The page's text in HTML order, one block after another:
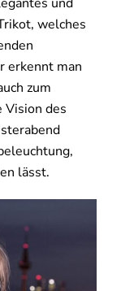
welches
erkennt man
zum
Vision des
lässt.